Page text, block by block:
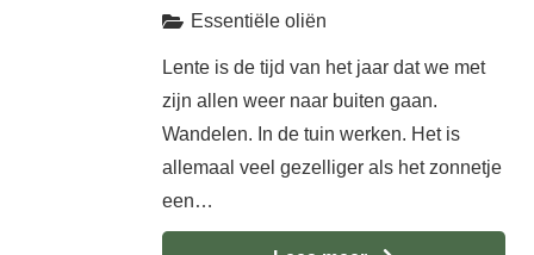
Essentiële oliën
Lente is de tijd van het jaar dat we met
zijn allen weer naar buiten gaan.
Wandelen. In de tuin werken. Het is
allemaal veel gezelliger als het zonnetje
een…